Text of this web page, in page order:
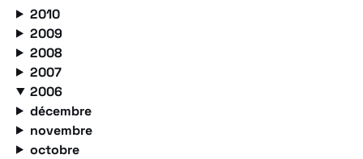
2010
2009
2008
2007
2006
décembre
novembre
octobre